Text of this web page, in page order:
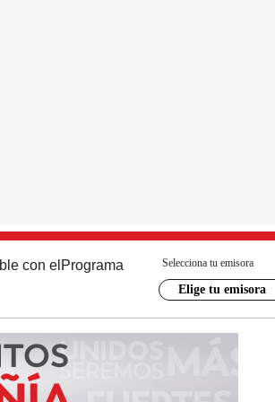
con el Programa Selecciona tu emisora
Elige tu emisora